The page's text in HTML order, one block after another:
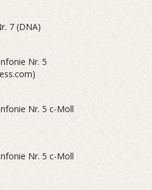
7 (DNA)
Nr. 5
Nr. 5 c-Moll
Nr. 5 c-Moll